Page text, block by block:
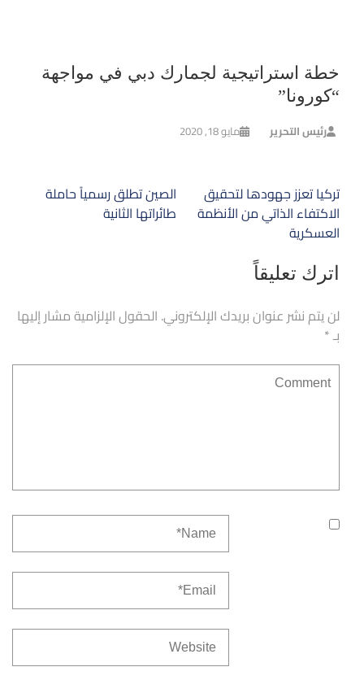
خطة استراتيجية لجمارك دبي في مواجهة
“كورونا”
رئيس التحرير مايو 18, 2020
تصفّح
المقالات
الصين تطلق رسمياً حاملة
طائراتها الثانية
تركيا تعزز جهودها لتحقيق
الاكتفاء الذاتي من الأنظمة
العسكرية
اترك تعليقاً
لن يتم نشر عنوان بريدك الإلكتروني. الحقول الإلزامية مشار إليها
بـ*